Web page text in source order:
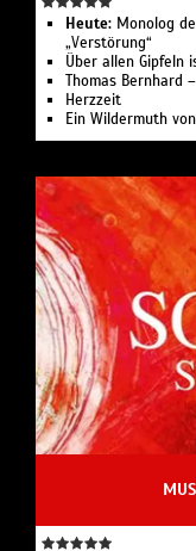
Heute: Monolog
„Verstörung“
Über allen Gipfeln
Thomas Bernhard
Herzzeit
Ein Wildermuth